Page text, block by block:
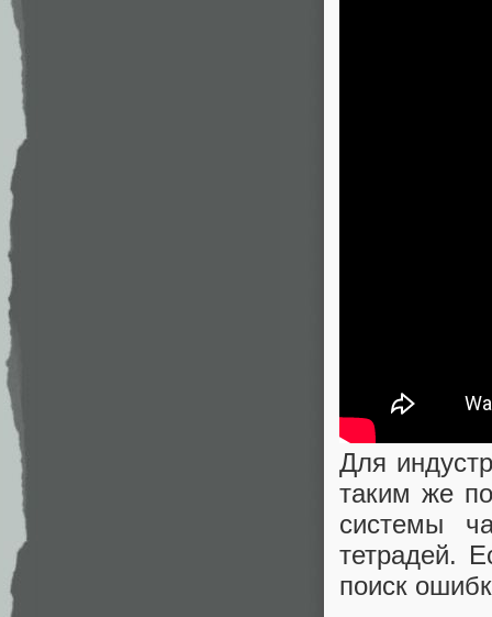
Для
таким же
системы
тетрадей.
поиск